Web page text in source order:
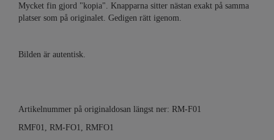
Mycket fin gjord "kopia". Knapparna sitter nästan exakt på samma
platser som på originalet. Gedigen rätt igenom.
Bilden är autentisk.
Artikelnummer på originaldosan längst ner: RM-F01
RMF01, RM-FO1, RMFO1